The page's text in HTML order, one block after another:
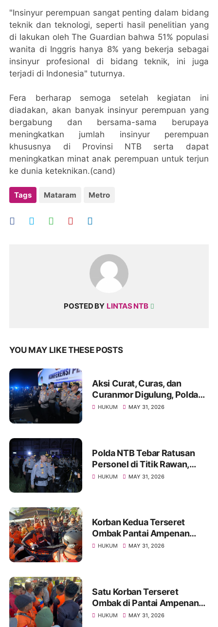
"Insinyur perempuan sangat penting dalam bidang
teknik dan teknologi, seperti hasil penelitian yang
di lakukan oleh The Guardian bahwa 51% populasi
wanita di Inggris hanya 8% yang bekerja sebagai
insinyur profesional di bidang teknik, ini juga
terjadi di Indonesia" tuturnya.
Fera berharap semoga setelah kegiatan ini
diadakan, akan banyak insinyur perempuan yang
bergabung dan bersama-sama berupaya
meningkatkan jumlah insinyur perempuan
khususnya di Provinsi NTB serta dapat
meningkatkan minat anak perempuan untuk terjun
ke dunia keteknikan.(cand)
Tags Mataram Metro
POSTED BY LINTAS NTB
YOU MAY LIKE THESE POSTS
Aksi Curat, Curas, dan
Curanmor Digulung, Polda
NTB Sita Puluhan Kendaraan
HUKUM MAY 31, 2026
Polda NTB Tebar Ratusan
Personel di Titik Rawan,
Pastikan Masyarakat
HUKUM MAY 31, 2026
Korban Kedua Terseret
Ombak Pantai Ampenan
Ditemukan Meninggal,
HUKUM MAY 31, 2026
Satu Korban Terseret
Ombak di Pantai Ampenan
Ditemukan Meninggal,
HUKUM MAY 31, 2026